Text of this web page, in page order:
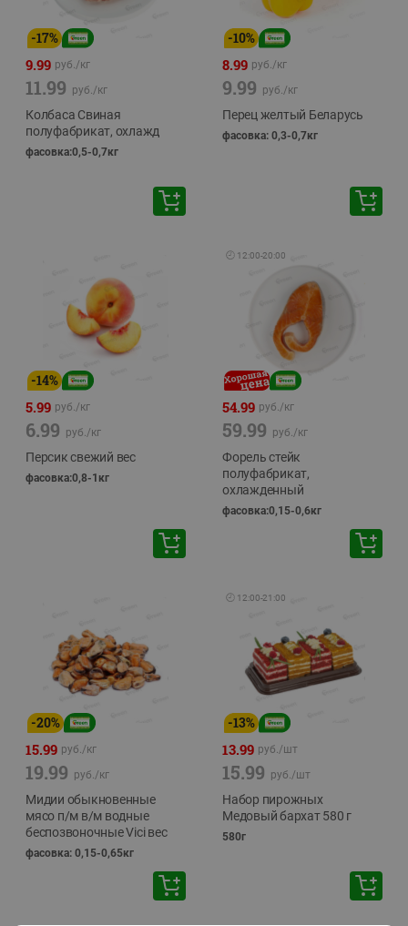
-17%
9.99 руб./кг
11.99 руб./кг
Колбаса Свиная
полуфабрикат, охлажд
фасовка:0,5-0,7кг
-10%
8.99 руб./кг
9.99 руб./кг
Перец желтый Беларусь
фасовка: 0,3-0,7кг
-14%
5.99 руб./кг
6.99 руб./кг
Персик свежий вес
фасовка:0,8-1кг
🕘 12:00-20:00
54.99 руб./кг
59.99 руб./кг
Форель стейк
полуфабрикат,
охлажденный
фасовка:0,15-0,6кг
-20%
15.99 руб./кг
19.99 руб./кг
Мидии обыкновенные
мясо п/м в/м водные
беспозвоночные Vici вес
фасовка: 0,15-0,65кг
🕘 12:00-21:00
-13%
13.99 руб./шт
15.99 руб./шт
Набор пирожных
Медовый бархат 580 г
580г